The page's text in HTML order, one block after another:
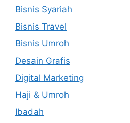
Bisnis Syariah
Bisnis Travel
Bisnis Umroh
Desain Grafis
Digital Marketing
Haji & Umroh
Ibadah